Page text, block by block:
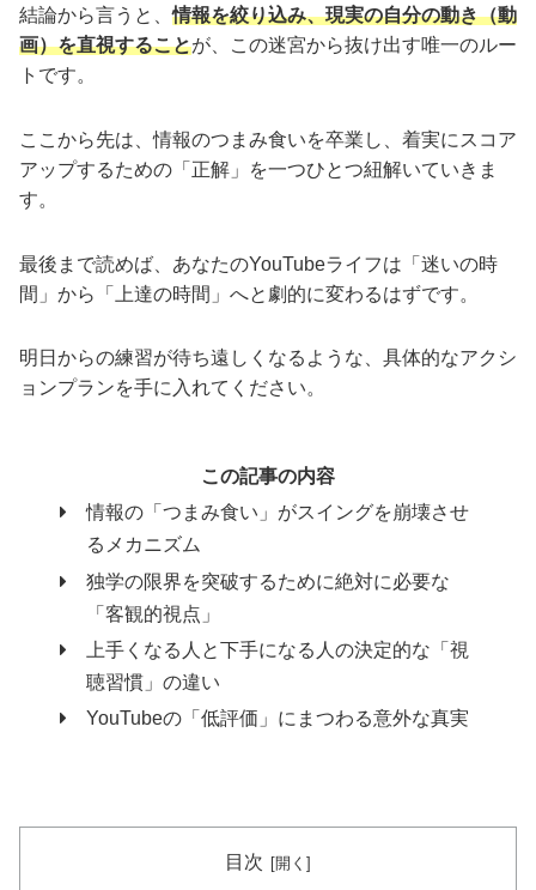
結論から言うと、情報を絞り込み、現実の自分の動き（動
画）を直視することが、この迷宮から抜け出す唯一のルー
トです。
ここから先は、情報のつまみ食いを卒業し、着実にスコア
アップするための「正解」を一つひとつ紐解いていきま
す。
最後まで読めば、あなたのYouTubeライフは「迷いの時
間」から「上達の時間」へと劇的に変わるはずです。
明日からの練習が待ち遠しくなるような、具体的なアクシ
ョンプランを手に入れてください。
この記事の内容
情報の「つまみ食い」がスイングを崩壊させ
るメカニズム
独学の限界を突破するために絶対に必要な
「客観的視点」
上手くなる人と下手になる人の決定的な「視
聴習慣」の違い
YouTubeの「低評価」にまつわる意外な真実
目次